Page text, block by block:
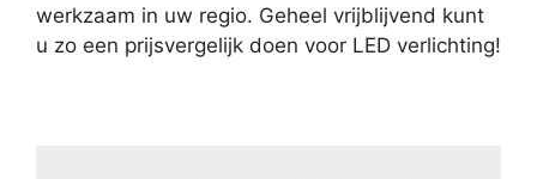
werkzaam in uw regio. Geheel vrijblijvend kunt
u zo een prijsvergelijk doen voor LED verlichting!